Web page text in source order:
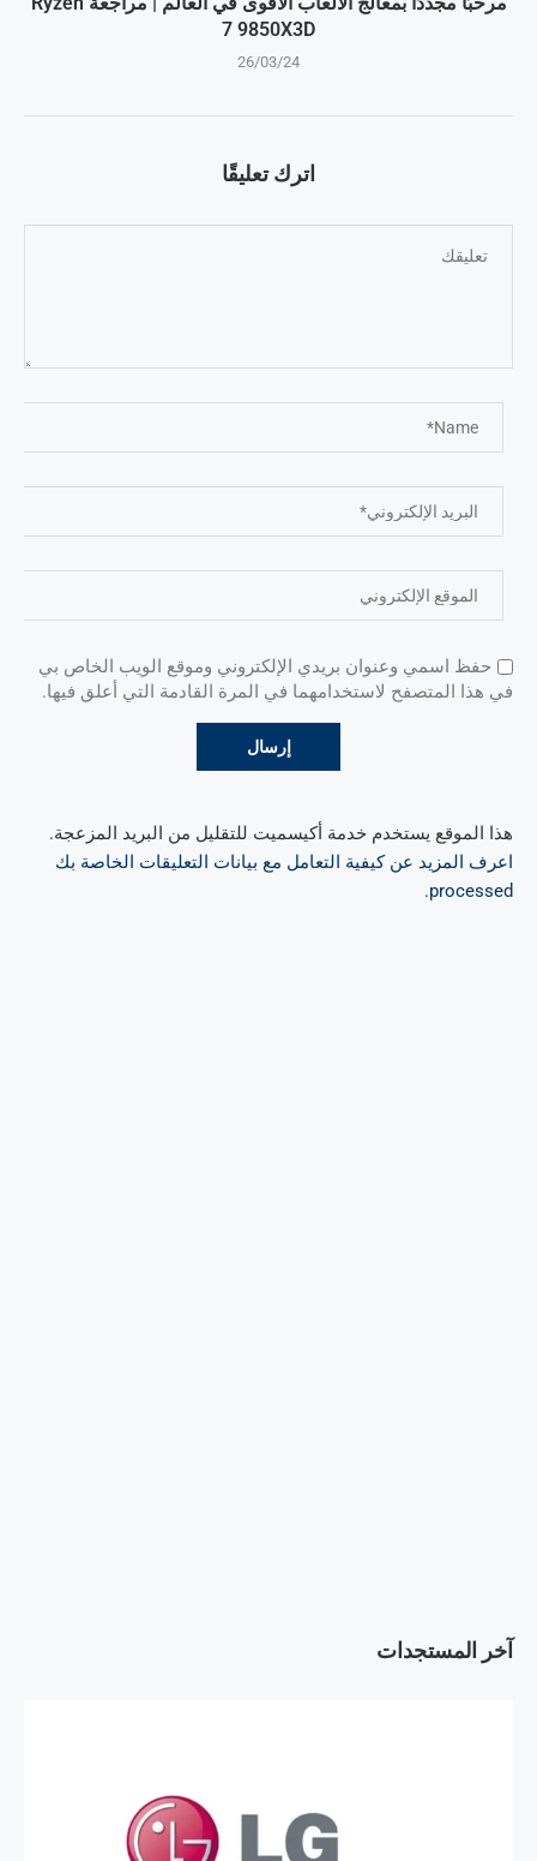
7 9850X3D
26/03/24
اترك تعليقًا
حفظ اسمي وعنوان بريدي الإلكتروني وموقع الويب الخاص بي
في هذا المتصفح لاستخدامهما في المرة القادمة التي أعلق فيها.
هذا الموقع يستخدم خدمة أكيسميت للتقليل من البريد المزعجة.
اعرف المزيد عن كيفية التعامل مع بيانات التعليقات الخاصة بك
processed
.
آخر المستجدات